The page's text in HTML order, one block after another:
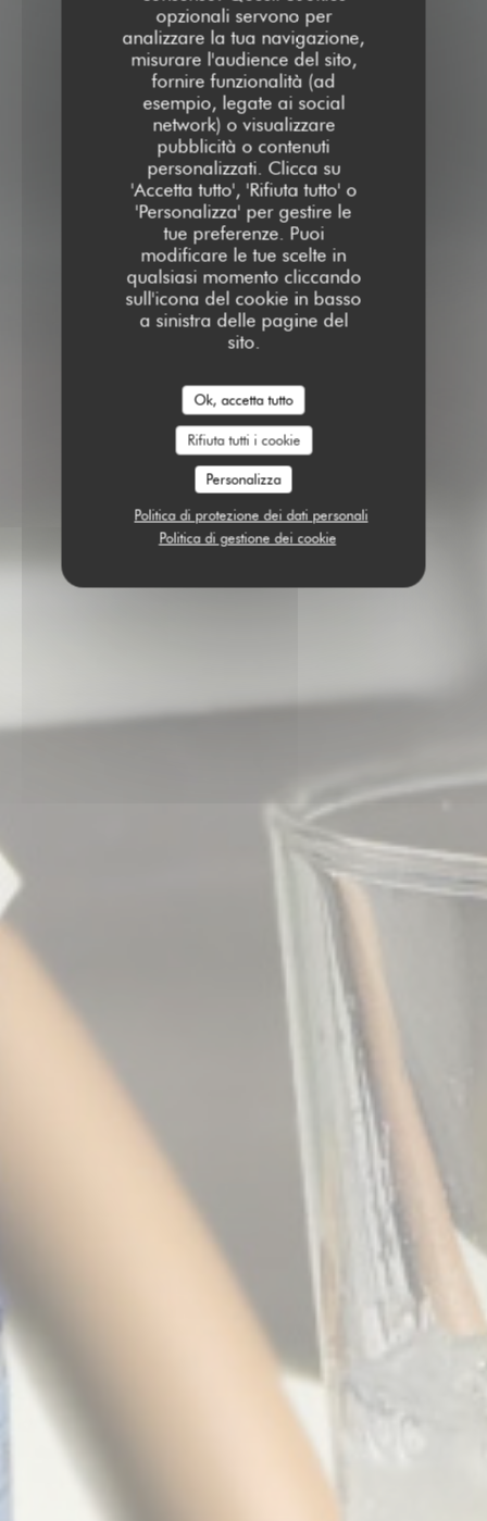
opzionali servono per
analizzare la tua navigazione,
misurare l'audience del sito,
fornire funzionalità (ad
esempio, legate ai social
network) o visualizzare
pubblicità o contenuti
personalizzati. Clicca su
'Accetta tutto', 'Rifiuta tutto' o
'Personalizza' per gestire le
tue preferenze. Puoi
modificare le tue scelte in
qualsiasi momento cliccando
sull'icona del cookie in basso
a sinistra delle pagine del
sito.
Ok, accetta tutto
Rifiuta tutti i cookie
Personalizza
Politica di protezione dei dati personali
Politica di gestione dei cookie